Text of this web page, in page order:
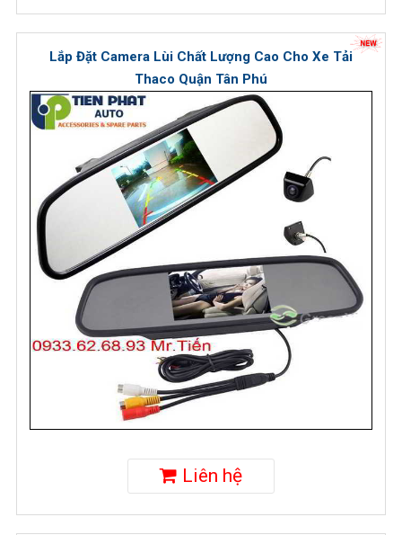
Lắp Đặt Camera Lùi Chất Lượng Cao Cho Xe Tải
Thaco Quận Tân Phú
Liên hệ